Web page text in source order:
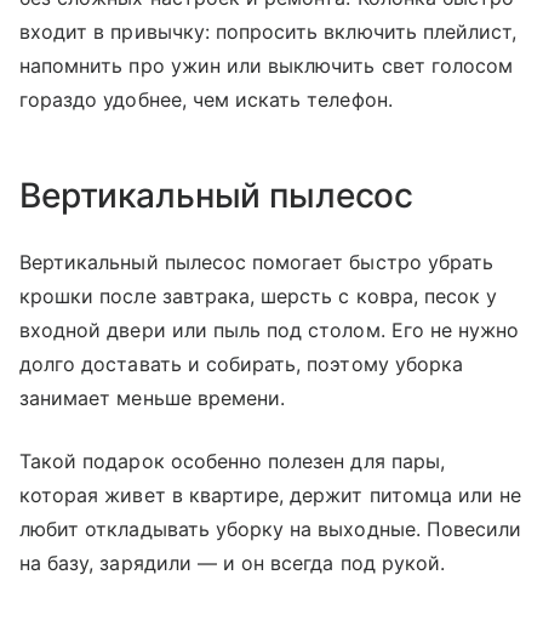
входит в привычку: попросить включить плейлист,
напомнить про ужин или выключить свет голосом
гораздо удобнее, чем искать телефон.
Вертикальный пылесос
Вертикальный пылесос помогает быстро убрать
крошки после завтрака, шерсть с ковра, песок у
входной двери или пыль под столом. Его не нужно
долго доставать и собирать, поэтому уборка
занимает меньше времени.
Такой подарок особенно полезен для пары,
которая живет в квартире, держит питомца или не
любит откладывать уборку на выходные. Повесили
на базу, зарядили — и он всегда под рукой.